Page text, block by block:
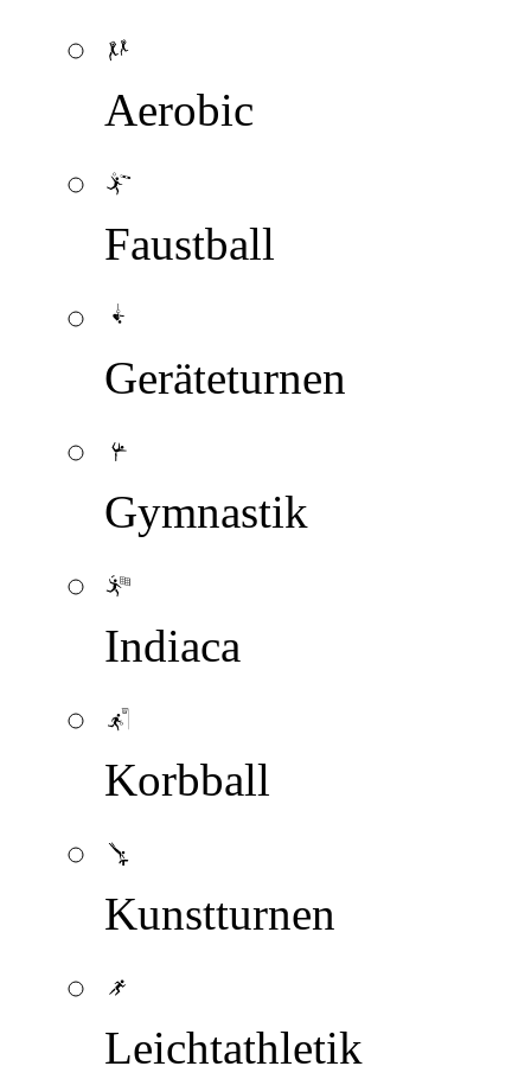
Aerobic
Faustball
Geräteturnen
Gymnastik
Indiaca
Korbball
Kunstturnen
Leichtathletik